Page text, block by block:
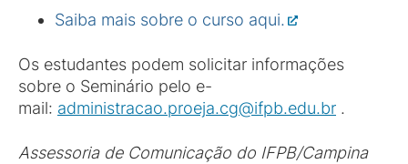
Saiba mais sobre o curso aqui.
Os estudantes podem solicitar informações
sobre o Seminário pelo e-
mail: administracao.proeja.cg@ifpb.edu.br .
Assessoria de Comunicação do IFPB/Campina